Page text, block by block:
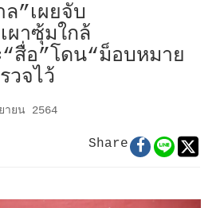
”เผยจับ
ผาซุ้มใกล้
สื่อ”โดน“ม็อบหมาย
วจไว้
ายน 2564
Share